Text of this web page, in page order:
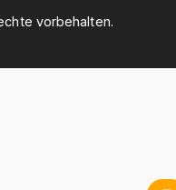
vorbehalten.